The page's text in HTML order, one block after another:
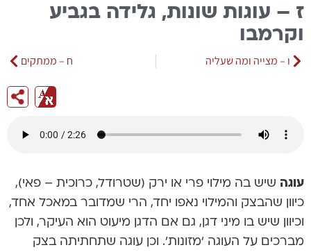
ז – עוגות שונות, גלידה בגביע
וקרמבו
ו – מצייה ומה שעליה ח – ממתקים
עוגה שיש בה מילוי פרי או ירק (שטרודל, כרוכית – פאי),
כיוון שהבצק והמילוי נאפו יחד, הרי שמדובר במאכל אחד,
וכיוון שיש בו מיני דגן, גם אם הדגן מיעוט הוא העיקר, ולכן
מברכים על העוגה ‘מזונות’. וכן עוגה שתחתיתה בצק